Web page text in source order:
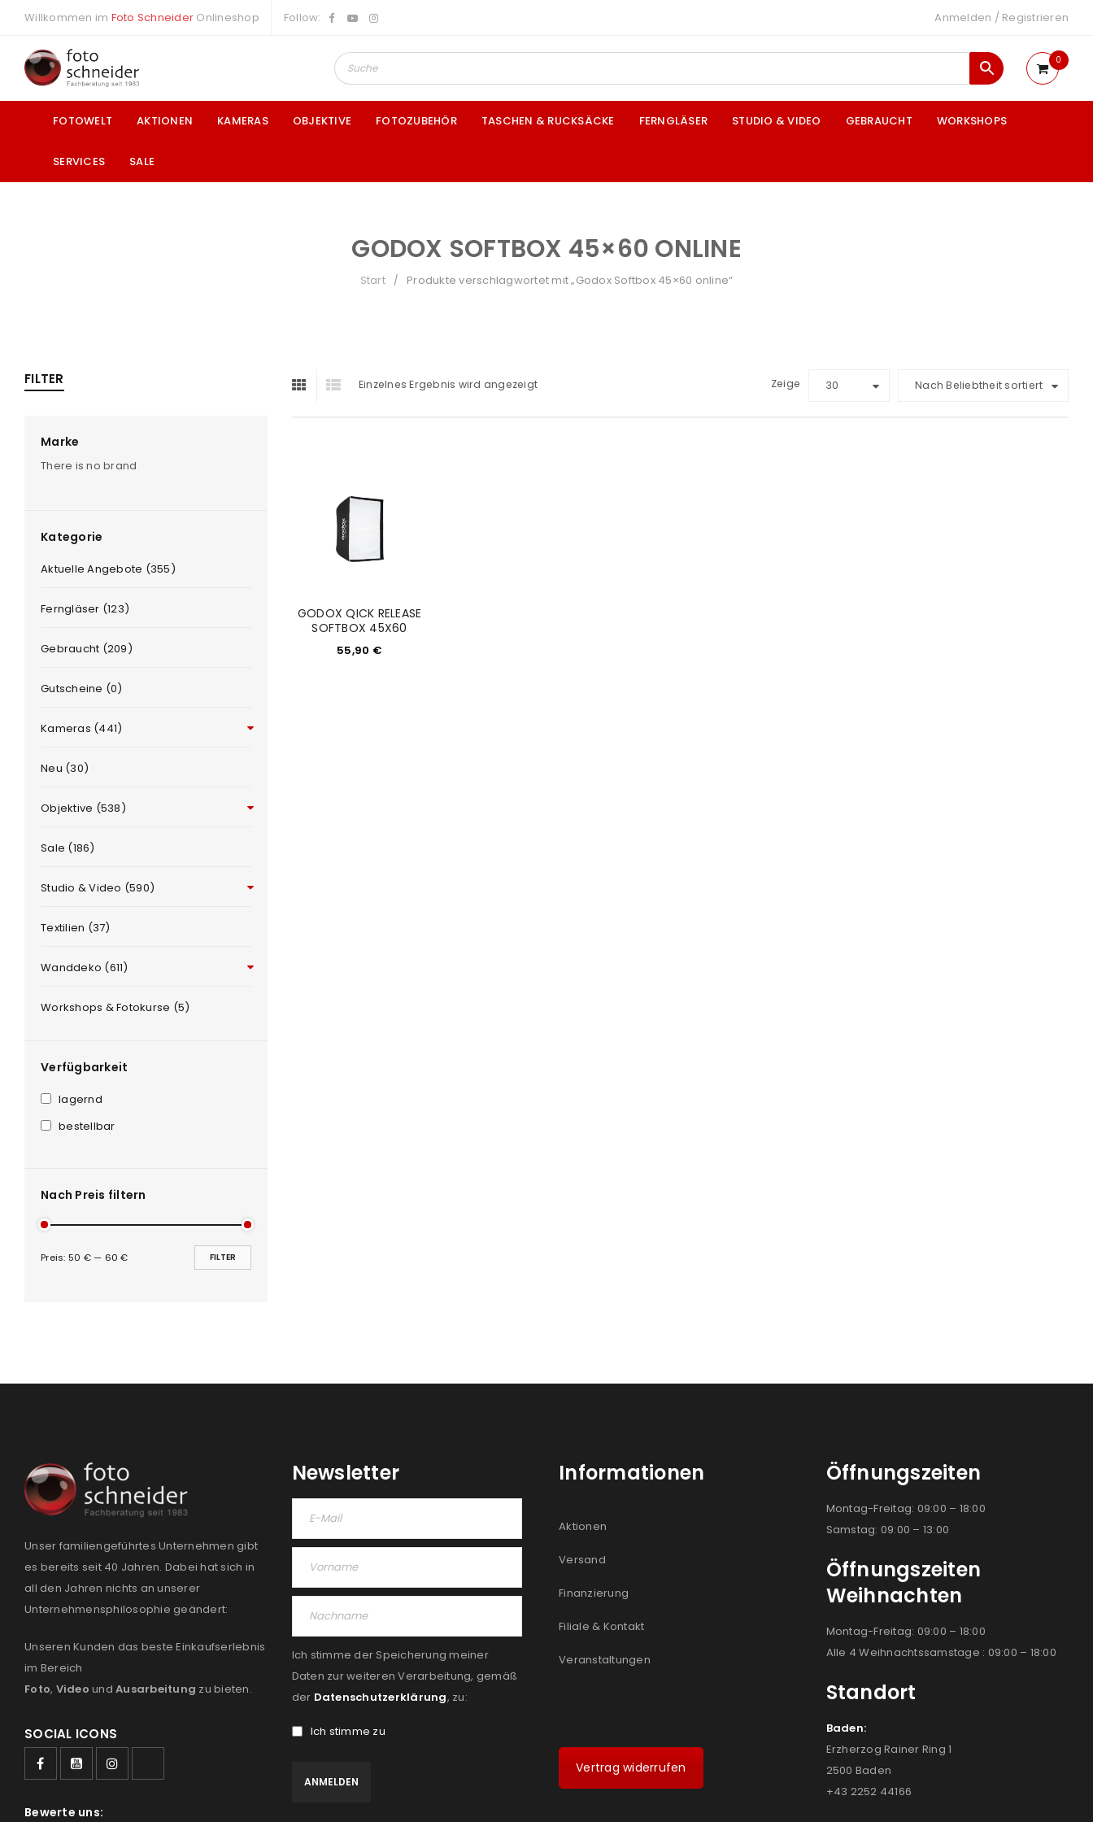
Passwort
Willkommen im Foto Schneider Onlineshop Follow: Anmelden / Registrieren
0
FOTOWELT AKTIONEN KAMERAS OBJEKTIVE FOTOZUBEHÖR TASCHEN & RUCKSÄCKE FERNGLÄSER STUDIO & VIDEO GEBRAUCHT WORKSHOPS
SERVICES SALE
GODOX SOFTBOX 45×60 ONLINE
Start / Produkte verschlagwortet mit „Godox Softbox 45×60 online“
FILTER
Marke
There is no brand
Kategorie
Aktuelle Angebote (355)
Ferngläser (123)
Gebraucht (209)
Gutscheine (0)
Kameras (441)
Neu (30)
Objektive (538)
Sale (186)
Studio & Video (590)
Textilien (37)
Wanddeko (611)
Workshops & Fotokurse (5)
Verfügbarkeit
lagernd
bestellbar
Nach Preis filtern
FILTER
Preis: 50 €— 60 €
Einzelnes Ergebnis wird angezeigt Nach Beliebtheit sortiert
Zeige 30
GODOX QICK RELEASE
SOFTBOX 45X60
55,90 €
Unser familiengeführtes Unternehmen gibt
es bereits seit 40 Jahren. Dabei hat sich in
all den Jahren nichts an unserer
Unternehmensphilosophie geändert:
Unseren Kunden das beste Einkaufserlebnis
im Bereich
Foto, Video und Ausarbeitung zu bieten.
SOCIAL ICONS
Bewerte uns:
Newsletter
Ich stimme der Speicherung meiner
Daten zur weiteren Verarbeitung, gemäß
der Datenschutzerklärung, zu:
Ich stimme zu
Informationen
Aktionen
Versand
Finanzierung
Filiale & Kontakt
Veranstaltungen
Vertrag widerrufen
Öffnungszeiten
Montag-Freitag: 09:00 – 18:00
Samstag: 09:00 – 13:00
Öffnungszeiten
Weihnachten
Montag-Freitag: 09:00 – 18:00
Alle 4 Weihnachtssamstage : 09:00 – 18:00
Standort
Baden:
Erzherzog Rainer Ring 1
2500 Baden
+43 2252 44166